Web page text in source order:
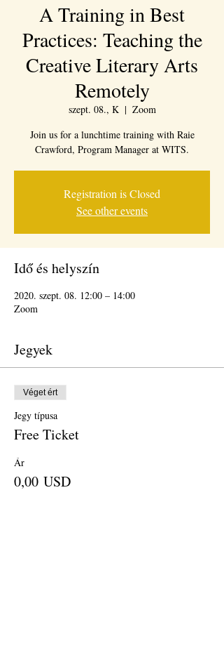
A Training in Best
Practices: Teaching the
Creative Literary Arts
Remotely
szept. 08., K
  |
Zoom
Join us for a lunchtime training with Raie
Crawford, Program Manager at WITS.
Registration is Closed
See other events
Idő és helyszín
2020. szept. 08. 12:00 – 14:00
Zoom
Jegyek
Véget ért
Jegy típusa
Free Ticket
Ár
0,00 USD